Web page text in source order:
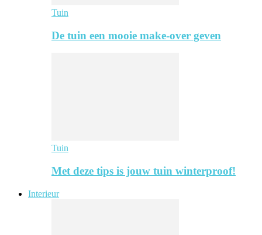
Tuin
De tuin een mooie make-over geven
Tuin
Met deze tips is jouw tuin winterproof!
Interieur